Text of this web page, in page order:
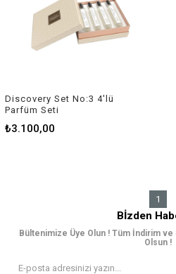
Discovery Set No:3 4'lü
Parfüm Seti
₺3.100,00
1
Bİzden
Bültenimize Üye Olun ! Tüm İndirim ve
Olsun !